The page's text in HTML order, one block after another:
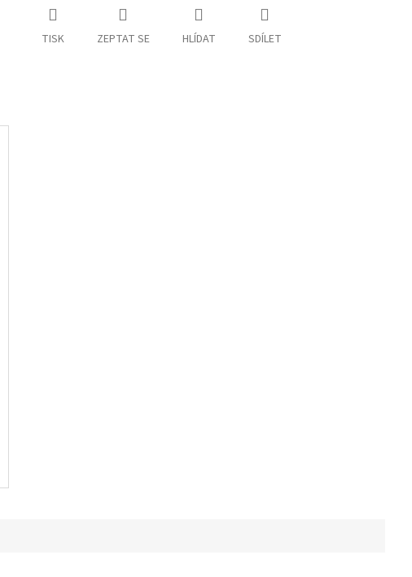
TISK ZEPTAT SE HLÍDAT SDÍLET